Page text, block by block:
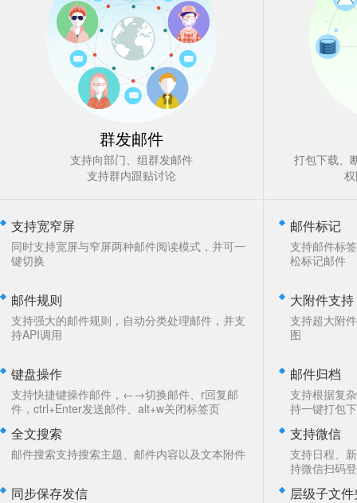
群发邮件
支持向部门、组群发邮件
支持群内跟贴讨论
支持宽窄屏
同时支持宽屏与窄屏两种邮件阅读模式，并可一
键切换
邮件规则
支持强大的邮件规则，自动分类处理邮件，并支
持API调用
键盘操作
支持快捷键操作邮件，←→切换邮件、r回复邮
件，ctrl+Enter发送邮件、alt+w关闭标签页
全文搜索
邮件搜索支持搜索主题、邮件内容以及文本附件
同步保存发信
打包下载、
邮件标记
支持邮件标
松标记邮件
大附件支持
支持超大附
图
邮件归档
支持根据复
持一键打包
支持微信
支持日程、
持微信扫码
层级子文